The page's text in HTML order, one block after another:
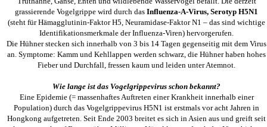
grassierende Vogelgrippe wird durch das Influenza-A-Virus, Serotyp H5N1
(steht für Hämagglutinin-Faktor H5, Neuramidase-Faktor N1 – das sind wichtige
Identifikationsmerkmale der Influenza-Viren) hervorgerufen.
Die Hühner stecken sich innerhalb von 3 bis 14 Tagen gegenseitig mit dem Virus
an. Symptome: Kamm und Kehllappen werden schwarz, die Hühner haben hohes
Fieber und Durchfall, fressen kaum und leiden unter Atemnot.
Wie lange ist das Vogelgrippevirus schon bekannt?
Eine Epidemie (= massenhaftes Auftreten einer Krankheit innerhalb einer
Population) durch das Vogelgrippevirus H5N1 ist erstmals vor acht Jahren in
Hongkong aufgetreten. Seit Ende 2003 breitet es sich in Asien aus und greift seit